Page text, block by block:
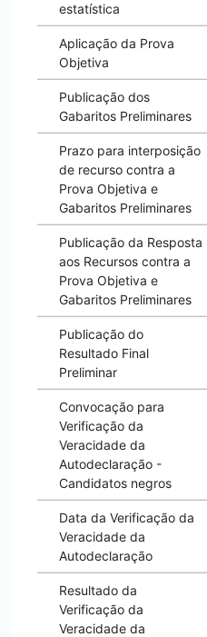
estatística
Aplicação da Prova
Objetiva
Publicação dos
Gabaritos Preliminares
Prazo para interposição
de recurso contra a
Prova Objetiva e
Gabaritos Preliminares
Publicação da Resposta
aos Recursos contra a
Prova Objetiva e
Gabaritos Preliminares
Publicação do
Resultado Final
Preliminar
Convocação para
Verificação da
Veracidade da
Autodeclaração -
Candidatos negros
Data da Verificação da
Veracidade da
Autodeclaração
Resultado da
Verificação da
Veracidade da